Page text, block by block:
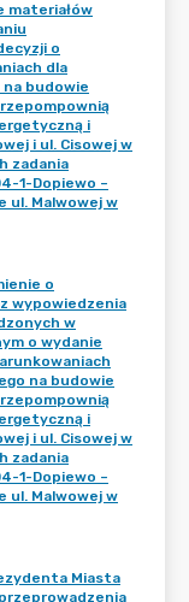
materiałów
o
dla
na budowie
i
i ul. Cisowej w
zadania
1-Dopiewo –
ul. Malwowej w
o
wypowiedzenia
w
o wydanie
na budowie
i
i ul. Cisowej w
zadania
1-Dopiewo –
ul. Malwowej w
Miasta